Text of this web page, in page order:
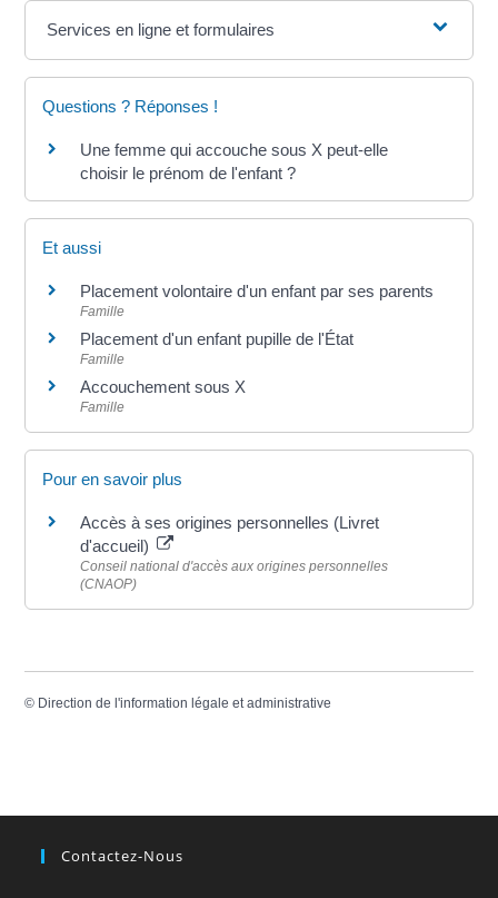
Services en ligne et formulaires
Questions ? Réponses !
Une femme qui accouche sous X peut-elle
choisir le prénom de l'enfant ?
Et aussi
Placement volontaire d'un enfant par ses parents
Famille
Placement d'un enfant pupille de l'État
Famille
Accouchement sous X
Famille
Pour en savoir plus
Accès à ses origines personnelles (Livret
d'accueil)
Conseil national d'accès aux origines personnelles
(CNAOP)
© Direction de l'information légale et administrative
Contactez-Nous